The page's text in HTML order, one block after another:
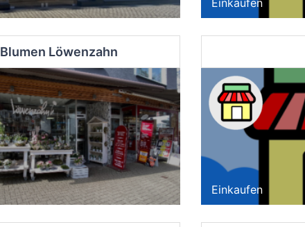
Blumen Löwenzahn
Einkaufen